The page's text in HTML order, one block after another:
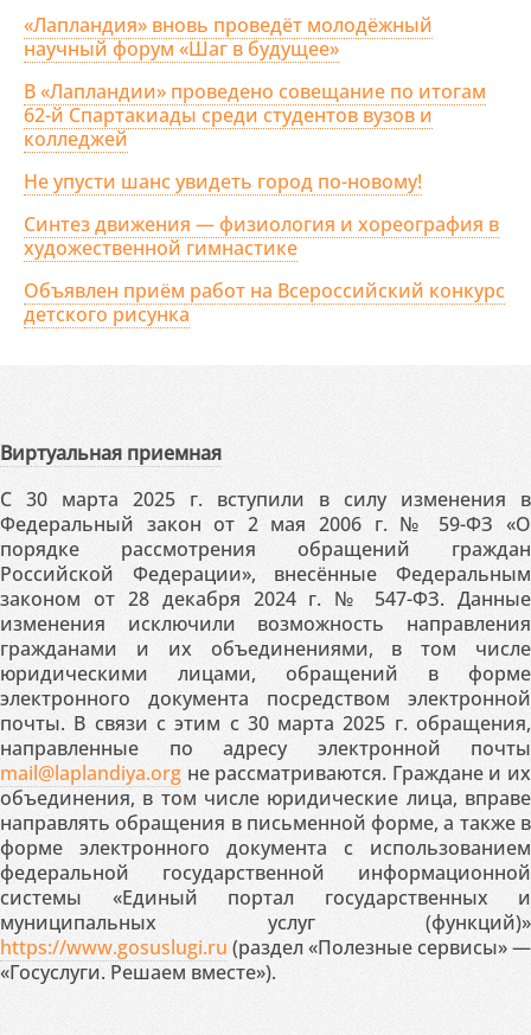
«Лапландия» вновь проведёт молодёжный
научный форум «Шаг в будущее»
В «Лапландии» проведено совещание по итогам
62-й Спартакиады среди студентов вузов и
колледжей
Не упусти шанс увидеть город по-новому!
Синтез движения — физиология и хореография в
художественной гимнастике
Объявлен приём работ на Всероссийский конкурс
детского рисунка
Виртуальная приемная
С 30 марта 2025 г. вступили в силу изменения в
Федеральный закон от 2 мая 2006 г. № 59-ФЗ «О
порядке рассмотрения обращений граждан
Российской Федерации», внесённые Федеральным
законом от 28 декабря 2024 г. № 547-ФЗ. Данные
изменения исключили возможность направления
гражданами и их объединениями, в том числе
юридическими лицами, обращений в форме
электронного документа посредством электронной
почты. В связи с этим с 30 марта 2025 г. обращения,
направленные по адресу электронной почты
mail@laplandiya.org не рассматриваются. Граждане и их
объединения, в том числе юридические лица, вправе
направлять обращения в письменной форме, а также в
форме электронного документа с использованием
федеральной государственной информационной
системы «Единый портал государственных и
муниципальных услуг (функций)»
https://www.gosuslugi.ru (раздел «Полезные сервисы» —
«Госуслуги. Решаем вместе»).